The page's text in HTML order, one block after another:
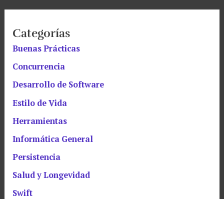
Categorías
Buenas Prácticas
Concurrencia
Desarrollo de Software
Estilo de Vida
Herramientas
Informática General
Persistencia
Salud y Longevidad
Swift